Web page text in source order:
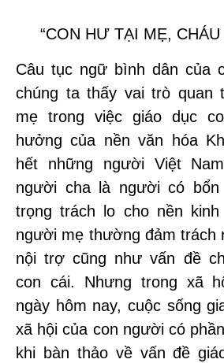
“CON HƯ TẠI MẸ,
Câu tục ngữ bình dân của
chúng ta thấy vai trò quan
mẹ trong việc giáo dục
hưởng của nền văn hóa
hết những người Việt
người cha là người có bổn
trọng trách lo cho nền
người mẹ thường đảm trách
nội trợ cũng như vấn đề
con cái. Nhưng trong xã
ngày hôm nay, cuộc sống
xã hội của con người có
khi bàn thảo về vấn đề